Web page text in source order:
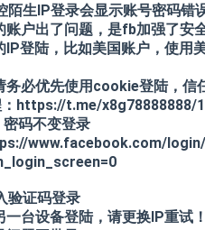
飞机API 1-30天
ID/IC
陌生IP登录会显示账号密码错
户出了问题，是fb加强了安
IP登陆，比如美国账户，使用
务必优先使用cookie登陆，信
https://t.me/x8g78888888/
码不变登录
www.facebook.com/
验证码登录
一台设备登陆，请更换IP重试